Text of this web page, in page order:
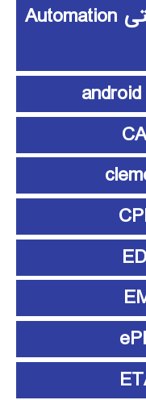
آموزش اتوماسیون صنعتی Automation